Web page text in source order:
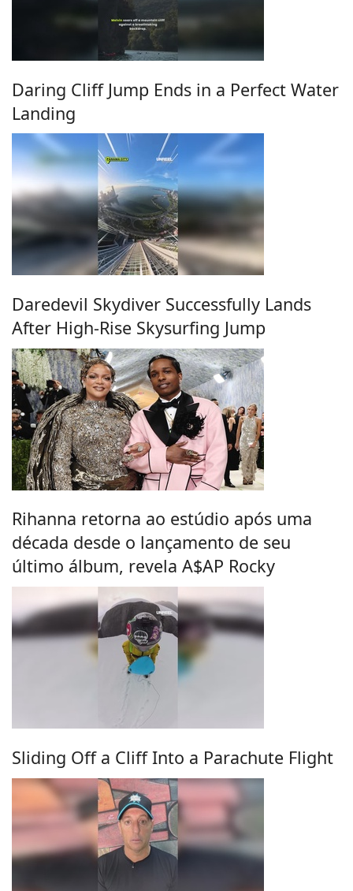
Daring Cliff Jump Ends in a Perfect Water
Landing
Daredevil Skydiver Successfully Lands
After High-Rise Skysurfing Jump
Rihanna retorna ao estúdio após uma
década desde o lançamento de seu
último álbum, revela A$AP Rocky
Sliding Off a Cliff Into a Parachute Flight